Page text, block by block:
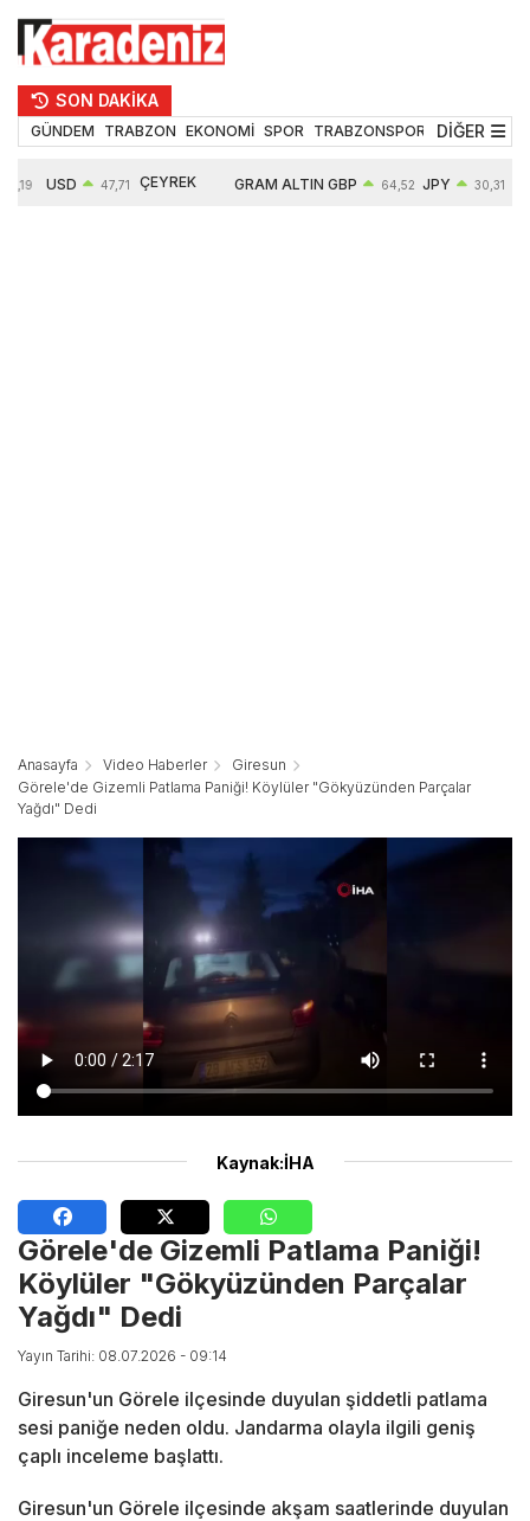
SON DAKİKA
GÜNDEM TRABZON EKONOMİ SPOR TRABZONSPOR TEKNOLOJİ
DİĞER
USD 47,71 ÇEYREK GRAM ALTIN GBP 64,52 JPY 30,31
Anasayfa Video Haberler
Giresun
Görele'de Gizemli Patlama Paniği! Köylüler "Gökyüzünden Parçalar
Yağdı" Dedi
Kaynak:İHA
Görele'de Gizemli Patlama Paniği!
Köylüler "Gökyüzünden Parçalar
Yağdı" Dedi
Yayın Tarihi: 08.07.2026 - 09:14
Giresun'un Görele ilçesinde duyulan şiddetli patlama
sesi paniğe neden oldu. Jandarma olayla ilgili geniş
çaplı inceleme başlattı.
Giresun'un Görele ilçesinde akşam saatlerinde duyulan